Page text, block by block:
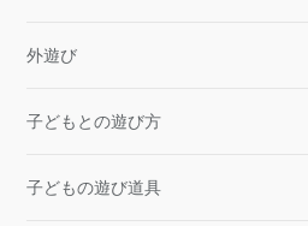
外遊び
子どもとの遊び方
子どもの遊び道具